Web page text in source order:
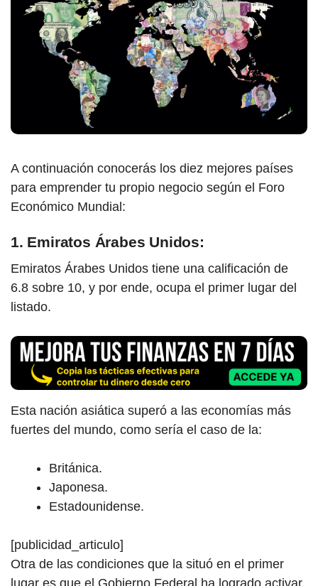
A continuación conocerás los diez mejores países
para emprender tu propio negocio según el Foro
Económico Mundial:
1. Emiratos Árabes Unidos:
Emiratos Árabes Unidos tiene una calificación de
6.8 sobre 10, y por ende, ocupa el primer lugar del
listado.
Esta nación asiática superó a las economías más
fuertes del mundo, como sería el caso de la:
Británica.
Japonesa.
Estadounidense.
[publicidad_articulo]
Otra de las condiciones que la situó en el primer
lugar es que el Gobierno Federal ha logrado activar